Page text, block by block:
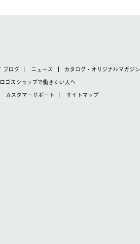
ブログ ニュース
カタログ・オリジナルマガジン
ゴスショップで働きたい人へ
カスタマーサポート
サイトマップ